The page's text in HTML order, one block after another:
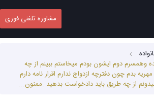
مشاوره تلفنی فوری
دوم ایشون بودم میخاستم ببینم از چه
بدم چون دفترچه ازدواج ندارم اقرار نامه دارم
از چه طریق باید دادخواست بدهید .ممنون...